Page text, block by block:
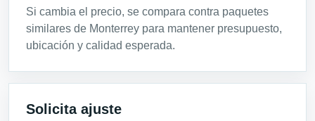
Si cambia el precio, se compara contra paquetes
similares de Monterrey para mantener presupuesto,
ubicación y calidad esperada.
Solicita ajuste